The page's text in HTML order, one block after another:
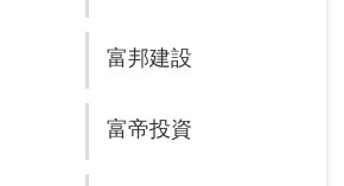
富邦建設
富帝投資